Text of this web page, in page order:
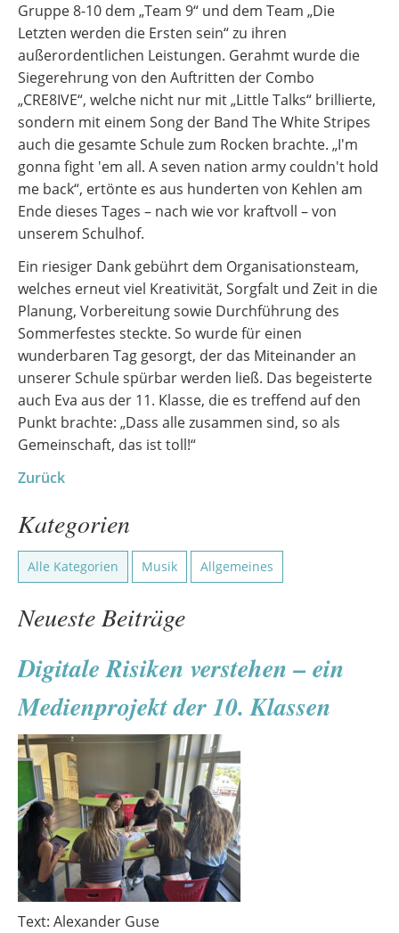
Gruppe 8-10 dem „Team 9“ und dem Team „Die
Letzten werden die Ersten sein“ zu ihren
außerordentlichen Leistungen. Gerahmt wurde die
Siegerehrung von den Auftritten der Combo
„CRE8IVE“, welche nicht nur mit „Little Talks“ brillierte,
sondern mit einem Song der Band The White Stripes
auch die gesamte Schule zum Rocken brachte. „I'm
gonna fight 'em all. A seven nation army couldn't hold
me back“, ertönte es aus hunderten von Kehlen am
Ende dieses Tages – nach wie vor kraftvoll – von
unserem Schulhof.
Ein riesiger Dank gebührt dem Organisationsteam,
welches erneut viel Kreativität, Sorgfalt und Zeit in die
Planung, Vorbereitung sowie Durchführung des
Sommerfestes steckte. So wurde für einen
wunderbaren Tag gesorgt, der das Miteinander an
unserer Schule spürbar werden ließ. Das begeisterte
auch Eva aus der 11. Klasse, die es treffend auf den
Punkt brachte: „Dass alle zusammen sind, so als
Gemeinschaft, das ist toll!“
Zurück
Kategorien
Alle Kategorien Musik Allgemeines
Neueste Beiträge
Digitale Risiken verstehen – ein
Medienprojekt der 10. Klassen
Text: Alexander Guse